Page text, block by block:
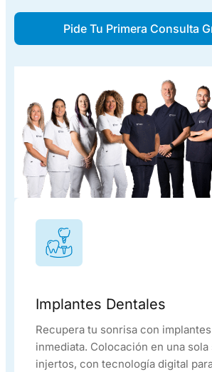
Pide Tu Primera Consulta
Implantes Dentales
Recupera tu sonrisa con
inmediata. Colocación en una sola
injertos, con tecnología digital